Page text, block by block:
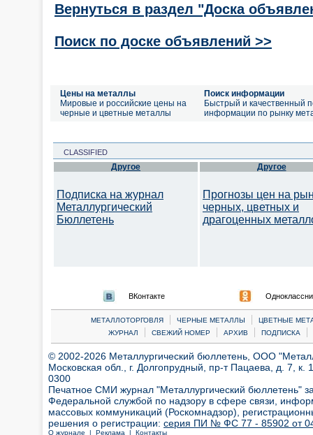
Вернуться в раздел "Доска
Поиск по доске объявлений >>
Цены на металлы
Мировые и российские цены на
черные и цветные металлы
Поиск информации
Быстрый и качественный
информации по рынку
CLASSIFIED
Другое
Подписка на журнал
Металлургический
Бюллетень
Другое
Прогнозы цен на
черных, цветных и
драгоценных
ВКонтакте
МЕТАЛЛОТОРГОВЛЯ | ЧЕРНЫЕ МЕТАЛЛЫ |
ЦВЕТНЫЕ
ЖУРНАЛ
| СВЕЖИЙ НОМЕР | АРХИВ | ПОДПИСКА |
© 2002-2026 Металлургический бюллетень, ООО
Московская обл., г. Долгопрудный, пр-т Пацаева, д. 7,
0300
Печатное СМИ журнал "Металлургический бюллетень"
Федеральной службой по надзору в сфере связи,
массовых коммуникаций (Роскомнадзор),
решения о регистрации: серия ПИ № ФС 77 - 85902 от 04
О журнале | Реклама | Контакты